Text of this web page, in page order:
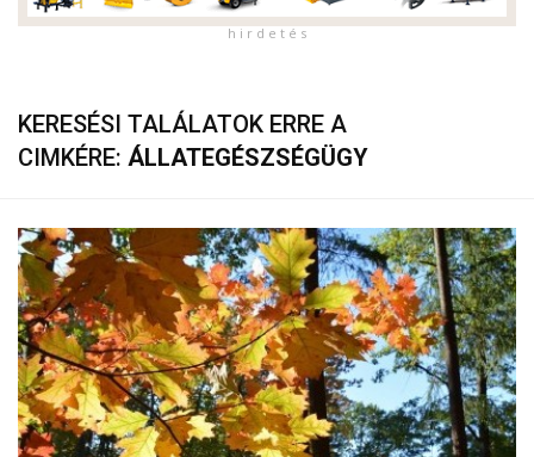
h i r d e t é s
KERESÉSI TALÁLATOK ERRE A
CIMKÉRE: ÁLLATEGÉSZSÉGÜGY